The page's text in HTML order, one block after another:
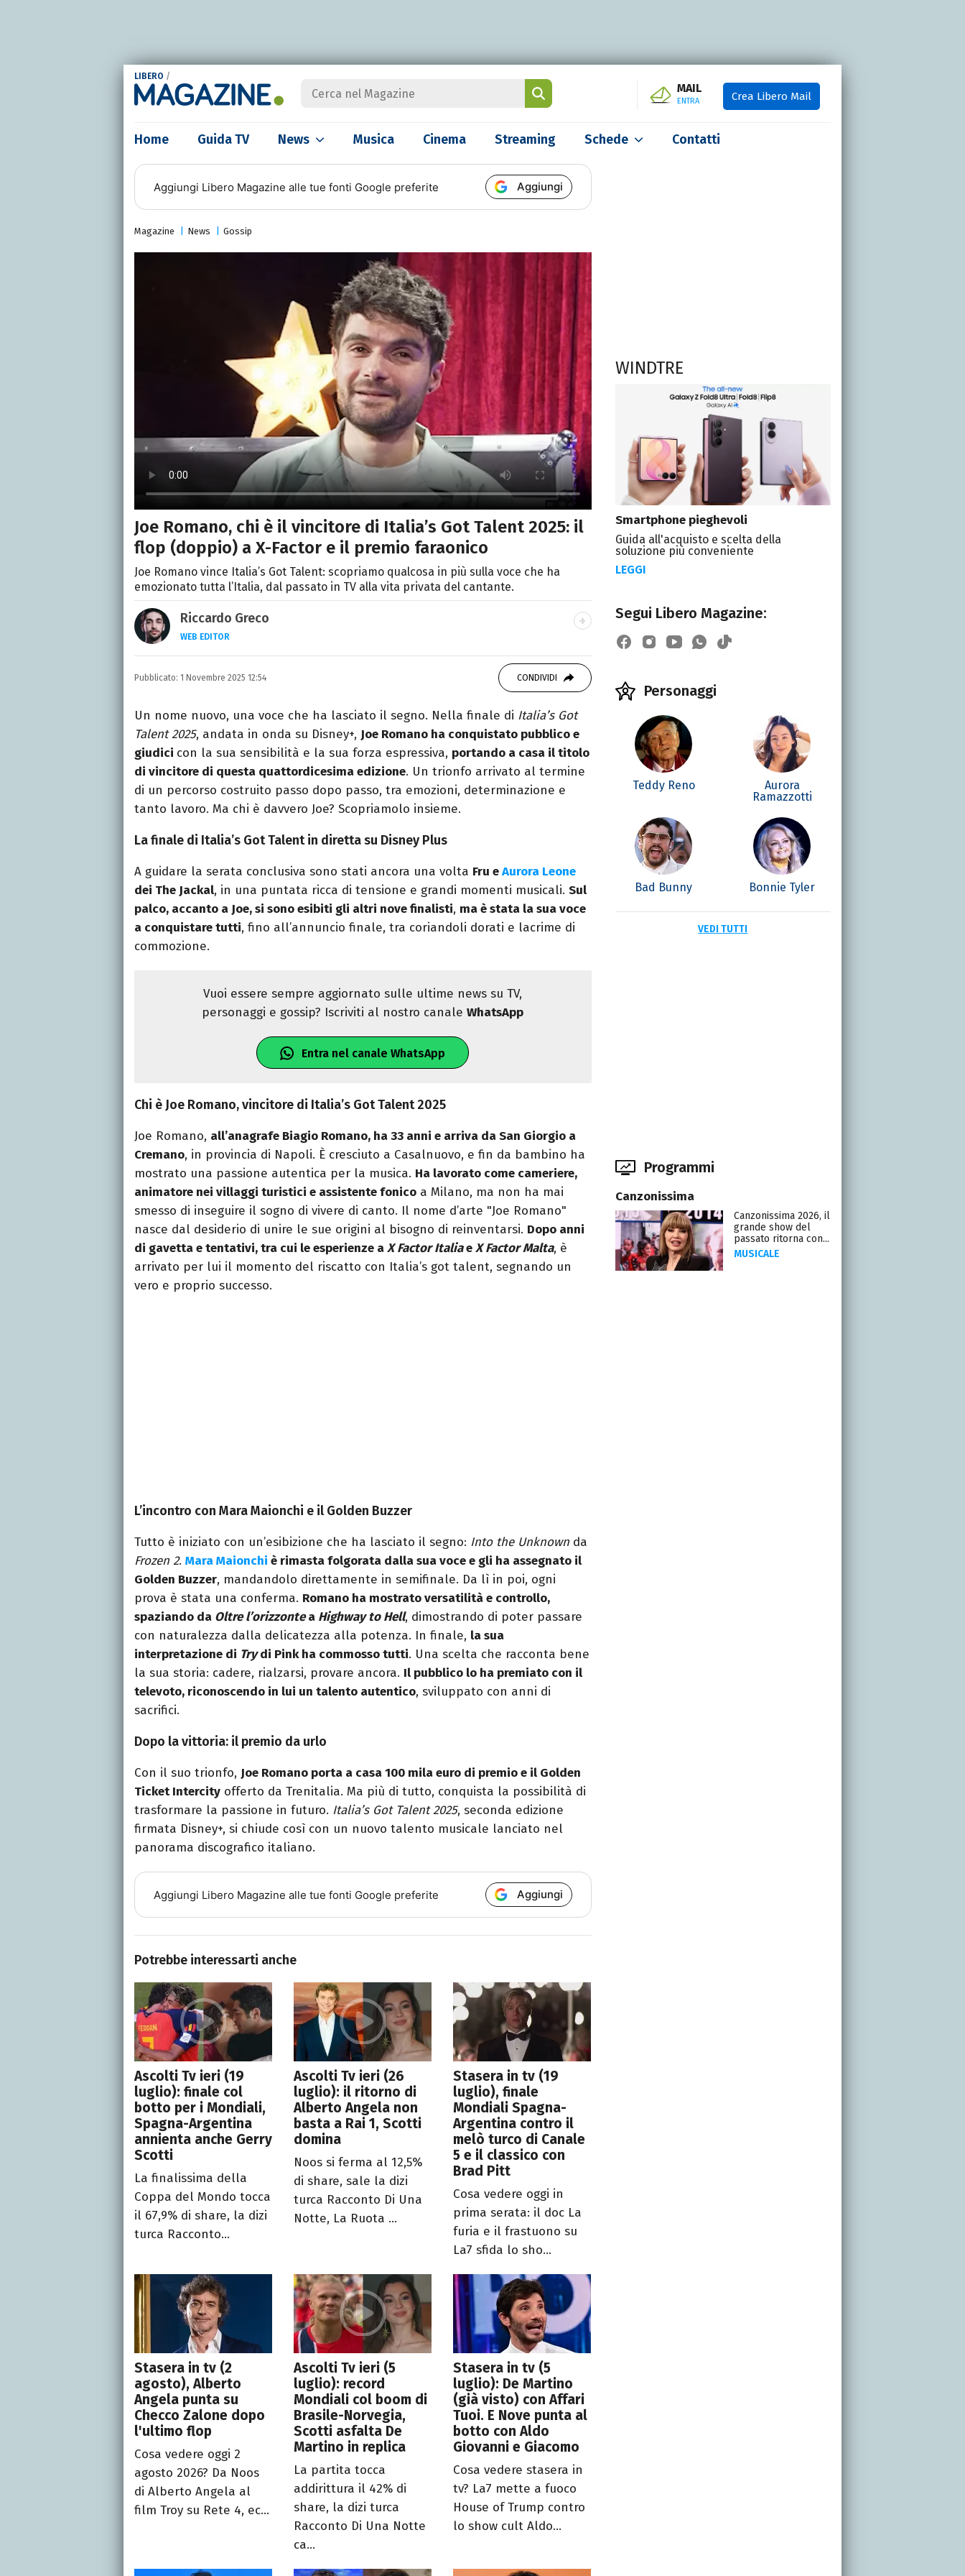
LIBERO /
MAIL
ENTRA Crea Libero Mail
Home Guida TV News Musica Cinema Streaming Schede Contatti
Aggiungi Libero Magazine alle tue fonti Google preferite Aggiungi
Magazine News Gossip
Joe Romano, chi è il vincitore di Italia’s Got Talent 2025: il
flop (doppio) a X-Factor e il premio faraonico
Joe Romano vince Italia’s Got Talent: scopriamo qualcosa in più sulla voce che ha
emozionato tutta l’Italia, dal passato in TV alla vita privata del cantante.
Riccardo Greco
WEB EDITOR
LINKEDIN
Si avvicina all'editoria studiando all'IED come Fashion Editor. Si
specializza poi in Comunicazione digitale, Giornalismo e Nuovi media
presso La Sapienza, collaborando con alcune testate ed uffici stampa.
Pubblicato: 1 Novembre 2025 12:54 CONDIVIDI
Un nome nuovo, una voce che ha lasciato il segno. Nella finale di Italia’s Got
Talent 2025, andata in onda su Disney+, Joe Romano ha conquistato pubblico e
giudici con la sua sensibilità e la sua forza espressiva, portando a casa il titolo
di vincitore di questa quattordicesima edizione. Un trionfo arrivato al termine
di un percorso costruito passo dopo passo, tra emozioni, determinazione e
tanto lavoro. Ma chi è davvero Joe? Scopriamolo insieme.
La finale di Italia’s Got Talent in diretta su Disney Plus
A guidare la serata conclusiva sono stati ancora una volta Fru eAurora Leone
dei The Jackal, in una puntata ricca di tensione e grandi momenti musicali. Sul
palco, accanto a Joe, si sono esibiti gli altri nove finalisti, ma è stata la sua voce
a conquistare tutti, fino all’annuncio finale, tra coriandoli dorati e lacrime di
commozione.
Vuoi essere sempre aggiornato sulle ultime news su TV,
personaggi e gossip? Iscriviti al nostro canaleWhatsApp
Entra nel canale WhatsApp
Chi è Joe Romano, vincitore di Italia’s Got Talent 2025
Joe Romano, all’anagrafe Biagio Romano, ha 33 anni e arriva da San Giorgio a
Cremano, in provincia di Napoli. È cresciuto a Casalnuovo, e fin da bambino ha
mostrato una passione autentica per la musica. Ha lavorato come cameriere,
animatore nei villaggi turistici e assistente fonico a Milano, ma non ha mai
smesso di inseguire il sogno di vivere di canto. Il nome d’arte "Joe Romano"
nasce dal desiderio di unire le sue origini al bisogno di reinventarsi. Dopo anni
di gavetta e tentativi, tra cui le esperienze aX Factor ItaliaeX Factor Malta, è
arrivato per lui il momento del riscatto con Italia’s got talent, segnando un
vero e proprio successo.
L’incontro con Mara Maionchi e il Golden Buzzer
Tutto è iniziato con un’esibizione che ha lasciato il segno: Into the Unknownda
Frozen 2. Mara Maionchi è rimasta folgorata dalla sua voce e gli ha assegnato il
Golden Buzzer, mandandolo direttamente in semifinale. Da lì in poi, ogni
prova è stata una conferma. Romano ha mostrato versatilità e controllo,
spaziando da Oltre l’orizzontea Highway to Hell, dimostrando di poter passare
con naturalezza dalla delicatezza alla potenza. In finale, la sua
interpretazione di Trydi Pink ha commosso tutti. Una scelta che racconta bene
la sua storia: cadere, rialzarsi, provare ancora. Il pubblico lo ha premiato con il
televoto, riconoscendo in lui un talento autentico, sviluppato con anni di
sacrifici.
Dopo la vittoria: il premio da urlo
Con il suo trionfo, Joe Romano porta a casa 100 mila euro di premio e il Golden
Ticket Intercity offerto da Trenitalia. Ma più di tutto, conquista la possibilità di
trasformare la passione in futuro. Italia’s Got Talent 2025, seconda edizione
firmata Disney+, si chiude così con un nuovo talento musicale lanciato nel
panorama discografico italiano.
Aggiungi Libero Magazine alle tue fonti Google preferite Aggiungi
Potrebbe interessarti anche
Ascolti Tv ieri (19
luglio): finale col
botto per i Mondiali,
Spagna-Argentina
annienta anche Gerry
Scotti
La finalissima della
Coppa del Mondo tocca
il 67,9% di share, la dizi
turca Racconto...
Ascolti Tv ieri (26
luglio): il ritorno di
Alberto Angela non
basta a Rai 1, Scotti
domina
Noos si ferma al 12,5%
di share, sale la dizi
turca Racconto Di Una
Notte, La Ruota ...
Stasera in tv (19
luglio), finale
Mondiali Spagna-
Argentina contro il
melò turco di Canale
5 e il classico con
Brad Pitt
Cosa vedere oggi in
prima serata: il doc La
furia e il frastuono su
La7 sfida lo sho...
Stasera in tv (2
agosto), Alberto
Angela punta su
Checco Zalone dopo
l'ultimo flop
Cosa vedere oggi 2
agosto 2026? Da Noos
di Alberto Angela al
film Troy su Rete 4, ec...
Ascolti Tv ieri (5
luglio): record
Mondiali col boom di
Brasile-Norvegia,
Scotti asfalta De
Martino in replica
La partita tocca
addirittura il 42% di
share, la dizi turca
Racconto Di Una Notte
ca...
Stasera in tv (5
luglio): De Martino
(già visto) con Affari
Tuoi. E Nove punta al
botto con Aldo
Giovanni e Giacomo
Cosa vedere stasera in
tv? La7 mette a fuoco
House of Trump contro
lo show cult Aldo...
WINDTRE
Smartphone pieghevoli
Guida all'acquisto e scelta della
soluzione più conveniente
LEGGI
Segui Libero Magazine:
Personaggi
Teddy Reno
Aurora
Ramazzotti
Bad Bunny Bonnie Tyler
VEDI TUTTI
Programmi
Canzonissima
Canzonissima 2026, il
grande show del
passato ritorna con...
MUSICALE